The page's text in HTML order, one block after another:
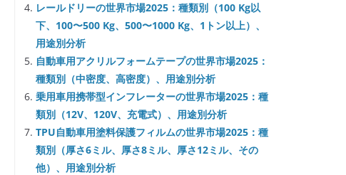
レールドリーの世界市場2025：種類別（100 Kg以
下、100〜500 Kg、500〜1000 Kg、1トン以上）、
用途別分析
自動車用アクリルフォームテープの世界市場2025：
種類別（中密度、高密度）、用途別分析
乗用車用携帯型インフレーターの世界市場2025：種
類別（12V、120V、充電式）、用途別分析
TPU自動車用塗料保護フィルムの世界市場2025：種
類別（厚さ6ミル、厚さ8ミル、厚さ12ミル、その
他）、用途別分析